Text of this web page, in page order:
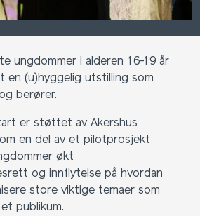
ungdommer i alderen 16-19 år
en (u)hyggelig utstilling som
berører.
er støttet av Akershus
en del av et pilotprosjekt
økt
og innflytelse på hvordan
store viktige temaer som
publikum.